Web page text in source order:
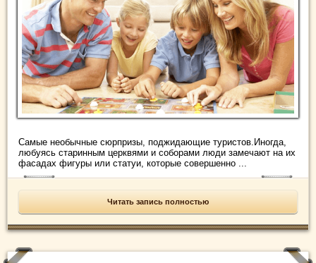
Самые необычные сюрпризы, поджидающие туристов.Иногда,
любуясь старинным церквями и соборами люди замечают на их
фасадах фигуры или статуи, которые совершенно ...
Читать запись полностью